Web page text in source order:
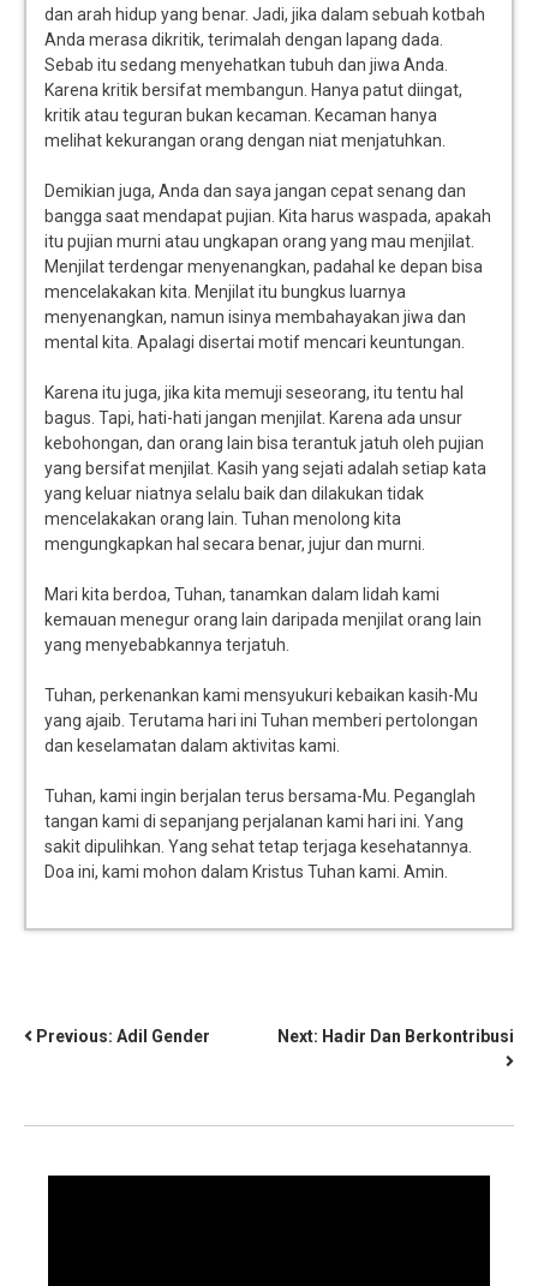
dan arah hidup yang benar. Jadi, jika dalam sebuah kotbah
Anda merasa dikritik, terimalah dengan lapang dada.
Sebab itu sedang menyehatkan tubuh dan jiwa Anda.
Karena kritik bersifat membangun. Hanya patut diingat,
kritik atau teguran bukan kecaman. Kecaman hanya
melihat kekurangan orang dengan niat menjatuhkan.
Demikian juga, Anda dan saya jangan cepat senang dan
bangga saat mendapat pujian. Kita harus waspada, apakah
itu pujian murni atau ungkapan orang yang mau menjilat.
Menjilat terdengar menyenangkan, padahal ke depan bisa
mencelakakan kita. Menjilat itu bungkus luarnya
menyenangkan, namun isinya membahayakan jiwa dan
mental kita. Apalagi disertai motif mencari keuntungan.
Karena itu juga, jika kita memuji seseorang, itu tentu hal
bagus. Tapi, hati-hati jangan menjilat. Karena ada unsur
kebohongan, dan orang lain bisa terantuk jatuh oleh pujian
yang bersifat menjilat. Kasih yang sejati adalah setiap kata
yang keluar niatnya selalu baik dan dilakukan tidak
mencelakakan orang lain. Tuhan menolong kita
mengungkapkan hal secara benar, jujur dan murni.
Mari kita berdoa, Tuhan, tanamkan dalam lidah kami
kemauan menegur orang lain daripada menjilat orang lain
yang menyebabkannya terjatuh.
Tuhan, perkenankan kami mensyukuri kebaikan kasih-Mu
yang ajaib. Terutama hari ini Tuhan memberi pertolongan
dan keselamatan dalam aktivitas kami.
Tuhan, kami ingin berjalan terus bersama-Mu. Peganglah
tangan kami di sepanjang perjalanan kami hari ini. Yang
sakit dipulihkan. Yang sehat tetap terjaga kesehatannya.
Doa ini, kami mohon dalam Kristus Tuhan kami. Amin.
Previous: Adil Gender Next: Hadir Dan Berkontribusi